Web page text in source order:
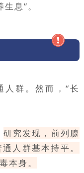
息”。
群。然而，“长
研究发现，前列腺
人群基本持平。
本身。